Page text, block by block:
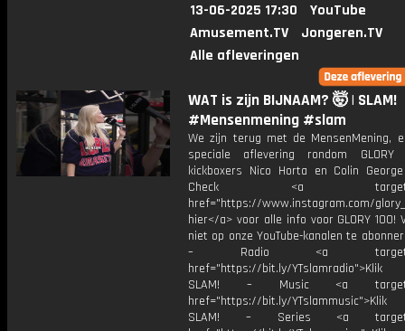
13-06-2025 17:30
YouTube
Amusement.TV
Jongeren.TV
Alle afleveringen
WAT is zijn BIJNAAM? 🤯 | SLAM!
#Mensenmening #slam
We zijn terug met de MensenMening,
speciale aflevering rondom
kickboxers Nico Horta en Colin
Check <a
href="https://www.instagram.com/
hier</a> voor alle info voor GLORY 100!
niet op onze YouTube-kanalen te
– Radio <a
href="https://bit.ly/
SLAM! – Music <a
href="https://bit.ly/
SLAM! – Series <a